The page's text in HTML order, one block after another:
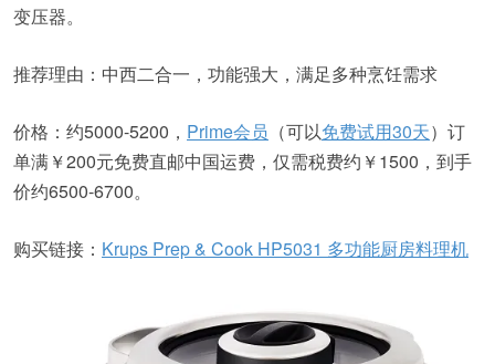
变压器。
推荐理由：中西二合一，功能强大，满足多种烹饪需求
价格：约5000-5200， Prime会员 （可以免费试用30天）订
单满￥200元免费直邮中国运费，仅需税费约￥1500，到手
价约6500-6700。
购买链接： Krups Prep & Cook HP5031 多功能厨房料理机